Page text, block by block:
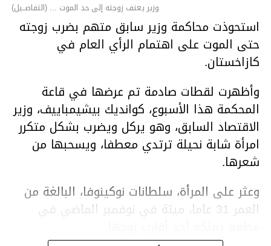
وزير يعنف زوجته إلى حد الموت ... (التفاصــيل)
استحوذت محاكمة وزير سابق متهم بضرب زوجته
حتى الموت على اهتمام الرأي العام في
كازاخستان.
وأظهرت لقطات صادمة تم عرضها في قاعة
المحكمة هذا الأسبوع، كوانديك بيشيمباييف، وزير
الاقتصاد السابق، وهو يركل ويضرب بشكل متكرر
امرأة شابة نحيلة ترتدي معطفا، ويسحبها من
شعرها.
وعثر على المرأة، سلطانات نوكينوفا، البالغة من
العمر 31 عاما، ميتة في نوفمبر الماضي في